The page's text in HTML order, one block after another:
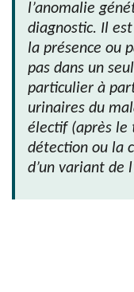
l’anomalie
diagnostic. Il
la présence ou
pas dans un
particulier à
urinaires du
électif (après le
détection ou la
d’un variant de